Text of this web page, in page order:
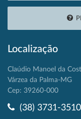
Localização
Claúdio Manoel da
Várzea da Palma-MG
Cep: 39260-000
(38) 3731-3510